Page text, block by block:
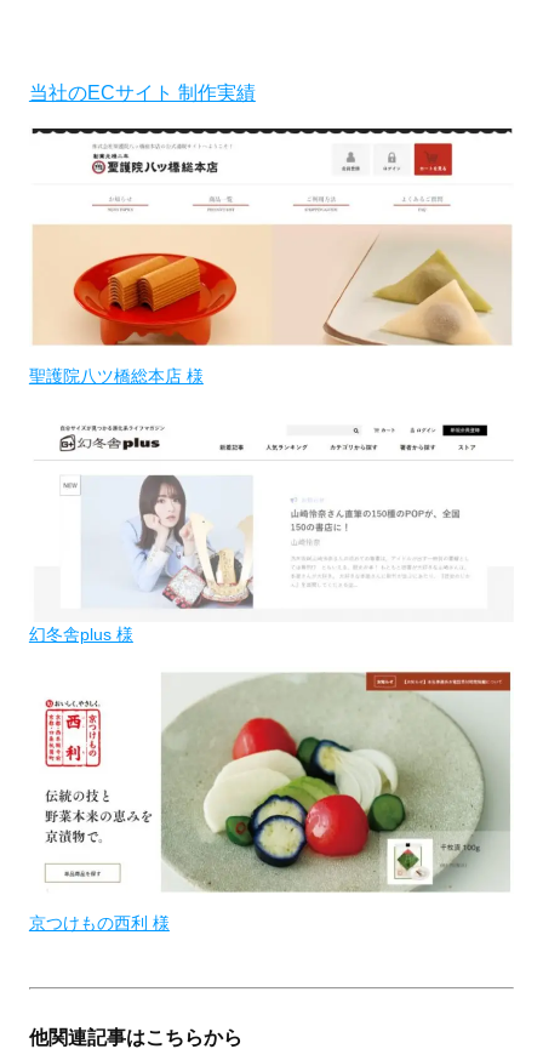
当社のECサイト 制作実績
聖護院八ツ橋総本店 様
幻冬舎plus 様
京つけもの西利 様
他関連記事はこちらから